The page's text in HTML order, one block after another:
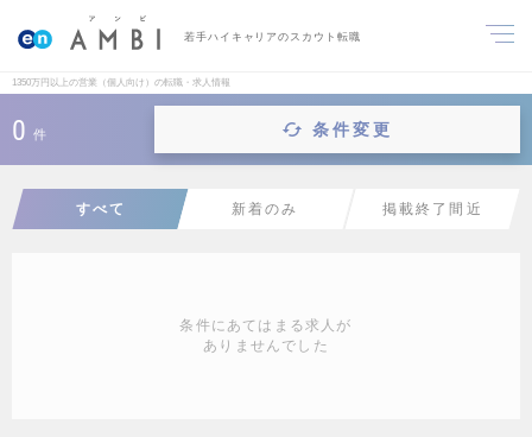
若手ハイキャリアのスカウト転職
1350万円以上の営業（個人向け）の転職・求人情報
0 件 条件変更
すべて 新着のみ 掲載終了間近
条件にあてはまる求人が
ありませんでした